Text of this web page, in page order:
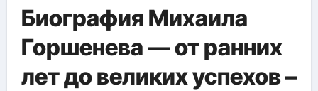
Биография Михаила
Горшенева — от ранних
лет до великих успехов –